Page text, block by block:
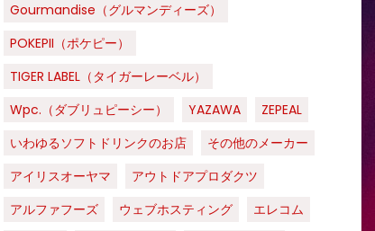
Gourmandise（グルマンディーズ）
POKEPII（ポケピー）
TIGER LABEL（タイガーレーベル）
Wpc.（ダブリュピーシー）
YAZAWA
ZEPEAL
いわゆるソフトドリンクのお店
その他のメーカー
アイリスオーヤマ
アウトドアプロダクツ
アルファフーズ
ウェブホスティング
エレコム